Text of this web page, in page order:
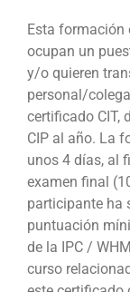
Esta formación
ocupan un
y/o quieren
personal/
certificado CIT,
CIP al año. La
unos 4 días, al
examen final
participante ha
puntuación
de la IPC /
curso